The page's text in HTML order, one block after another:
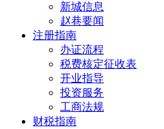
新城信息
赵巷要闻
注册指南
办证流程
税费核定征收表
开业指导
投资服务
工商法规
财税指南